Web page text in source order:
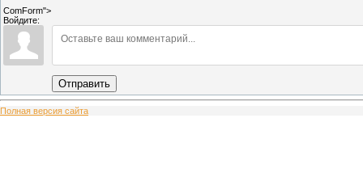
ComForm">
Войдите:
Отправить
Полная версия сайта